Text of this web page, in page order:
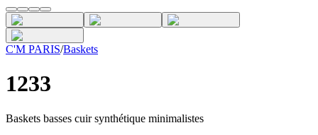
C'M PARIS/Baskets
1233
Baskets basses cuir synthétique minimalistes